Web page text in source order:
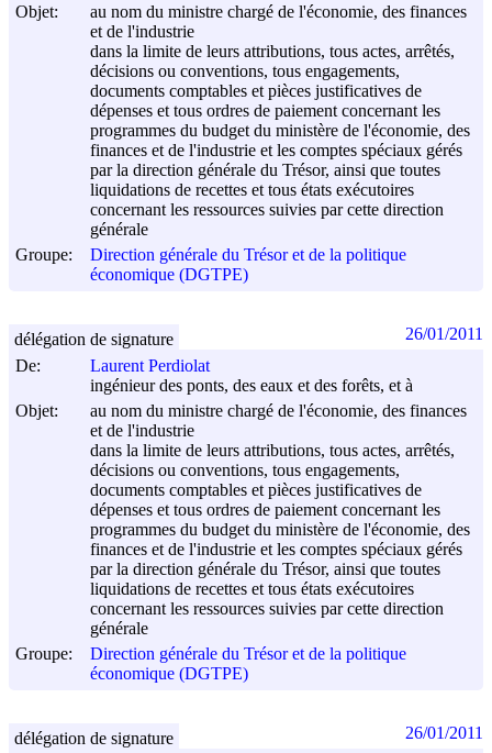
Objet:
au nom du ministre chargé de l'économie, des finances
et de l'industrie
dans la limite de leurs attributions, tous actes, arrêtés,
décisions ou conventions, tous engagements,
documents comptables et pièces justificatives de
dépenses et tous ordres de paiement concernant les
programmes du budget du ministère de l'économie, des
finances et de l'industrie et les comptes spéciaux gérés
par la direction générale du Trésor, ainsi que toutes
liquidations de recettes et tous états exécutoires
concernant les ressources suivies par cette direction
générale
Groupe:
Direction générale du Trésor et de la politique
économique (DGTPE)
De:
Laurent Perdiolat
ingénieur des ponts, des eaux et des forêts, et à
Objet:
au nom du ministre chargé de l'économie, des finances
et de l'industrie
dans la limite de leurs attributions, tous actes, arrêtés,
décisions ou conventions, tous engagements,
documents comptables et pièces justificatives de
dépenses et tous ordres de paiement concernant les
programmes du budget du ministère de l'économie, des
finances et de l'industrie et les comptes spéciaux gérés
par la direction générale du Trésor, ainsi que toutes
liquidations de recettes et tous états exécutoires
concernant les ressources suivies par cette direction
générale
Groupe:
Direction générale du Trésor et de la politique
économique (DGTPE)
délégation de signature 26/01/2011
délégation de signature 26/01/2011